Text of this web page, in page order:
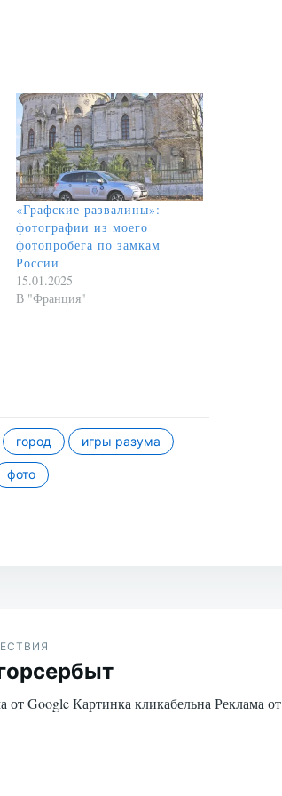
«Графские развалины»:
фотографии из моего
фотопробега по замкам
России
15.01.2025
В "Франция"
город игры разума
фото
от Google Картинка кликабельна Реклама от